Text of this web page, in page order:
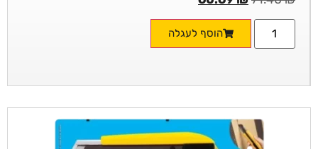
הוסף לעגלה